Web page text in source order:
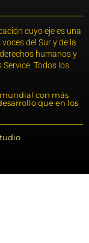
cuyo eje es una
del Sur y de la
humanos y
Todos los
con más
que en los